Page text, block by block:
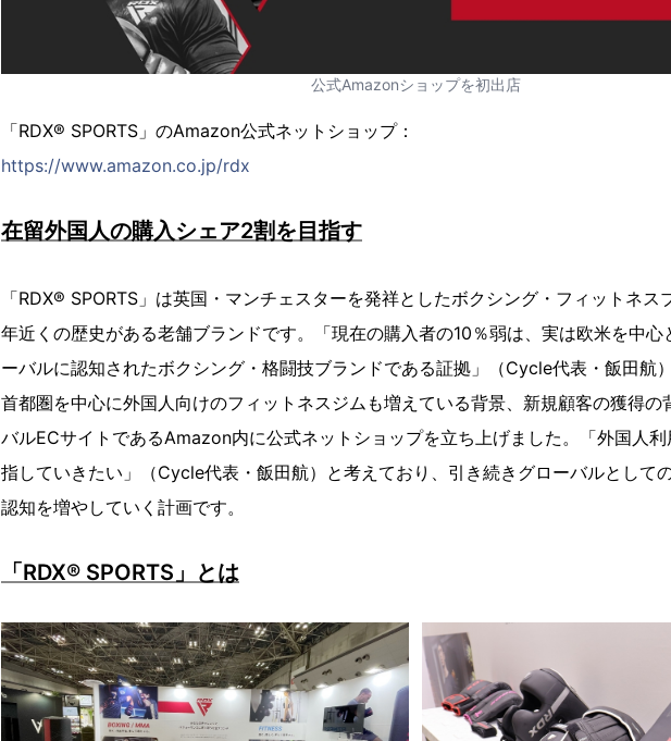
公式Amazonショップを初出店
「RDX® SPORTS」のAmazon公式ネットショップ：
https://www.amazon.co.jp/rdx
在留外国人の購入シェア2割を目指す
「RDX® SPORTS」は英国・マンチェスターを発祥としたボクシング・フィットネス
年近くの歴史がある老舗ブランドです。「現在の購入者の10％弱は、実は欧米を中心
ーバルに認知されたボクシング・格闘技ブランドである証拠」（Cycle代表・飯田航
首都圏を中心に外国人向けのフィットネスジムも増えている背景、新規顧客の獲得の
バルECサイトであるAmazon内に公式ネットショップを立ち上げました。「外国人
指していきたい」（Cycle代表・飯田航）と考えており、引き続きグローバルとしての
認知を増やしていく計画です。
「RDX® SPORTS」とは